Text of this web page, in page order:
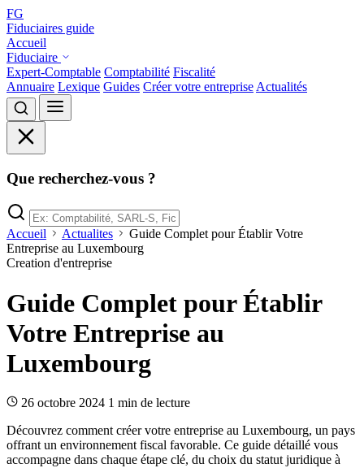
FG
Fiduciaires guide
Accueil
Fiduciaire
Expert-Comptable Comptabilité Fiscalité
Annuaire Lexique Guides Créer votre entreprise Actualités
Que recherchez-vous ?
Accueil Actualites
Guide Complet pour Établir Votre
Entreprise au Luxembourg
Creation d'entreprise
Guide Complet pour Établir
Votre Entreprise au
Luxembourg
26 octobre 2024 1 min de lecture
Découvrez comment créer votre entreprise au Luxembourg, un pays
offrant un environnement fiscal favorable. Ce guide détaillé vous
accompagne dans chaque étape clé, du choix du statut juridique à